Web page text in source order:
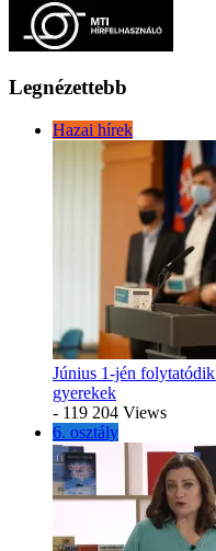
Legnézettebb
Hazai hírek
Június 1-jén
gyerekek
- 119 204 Views
6. osztály